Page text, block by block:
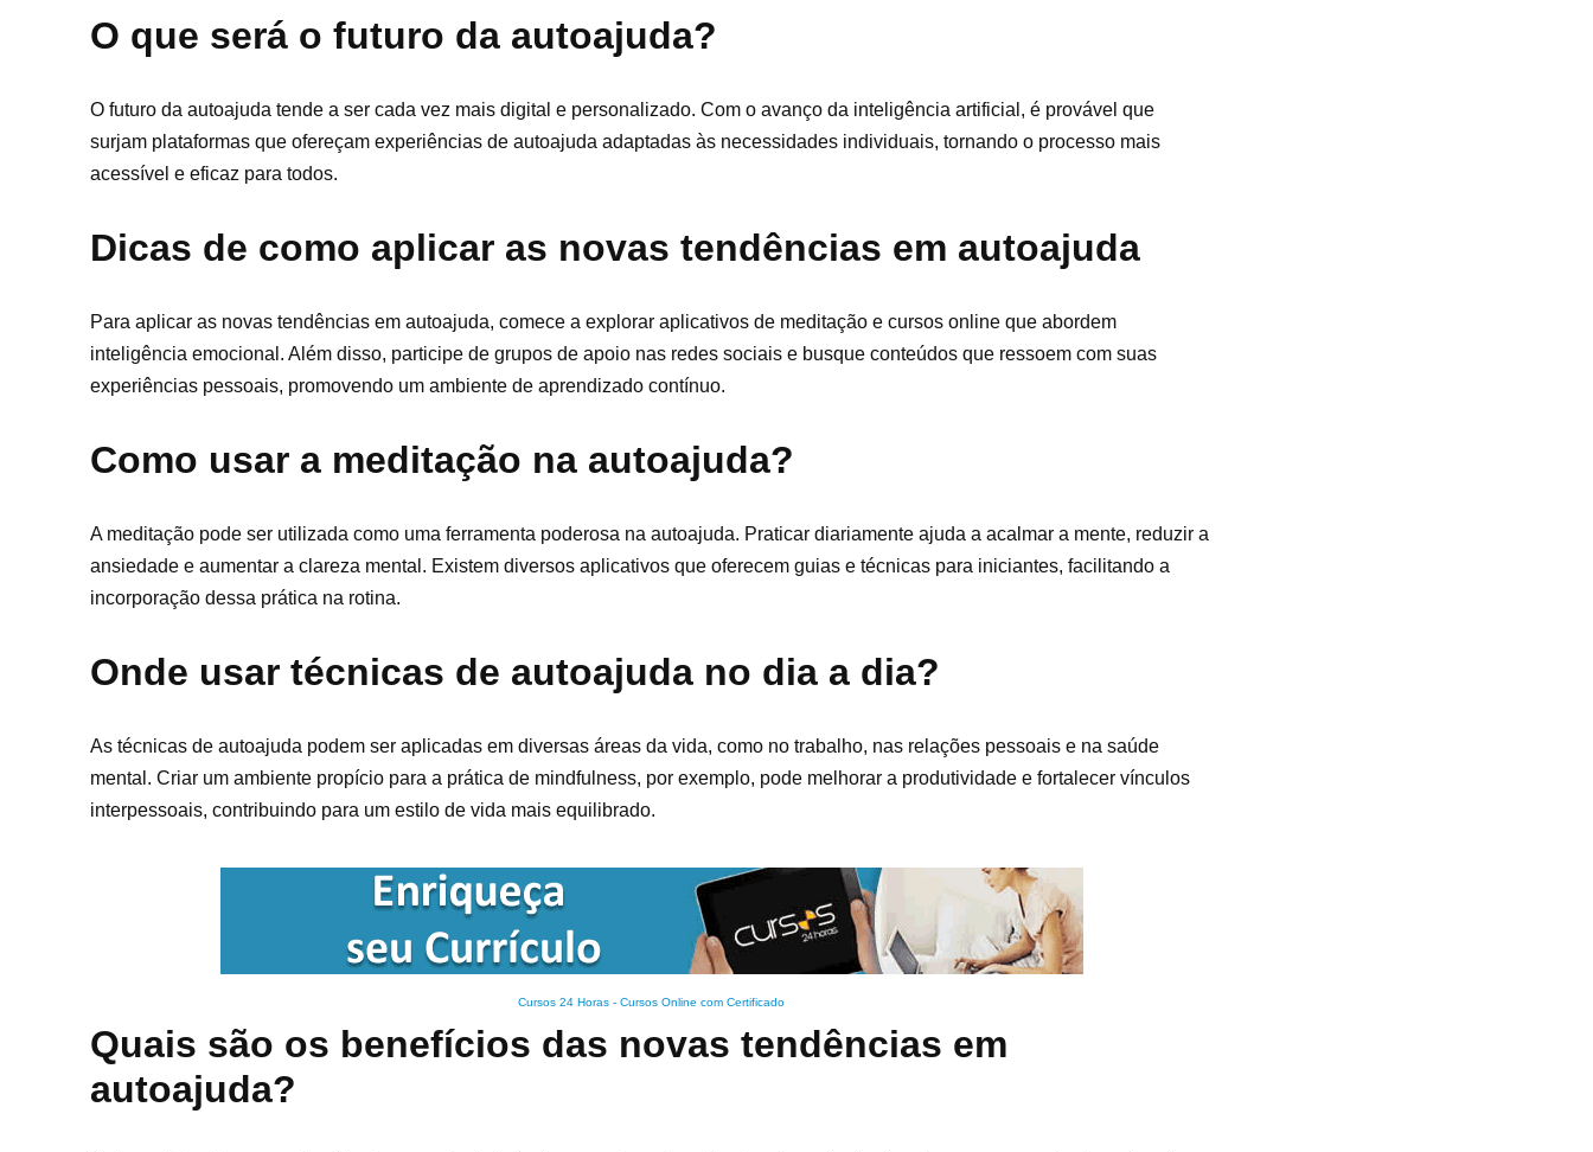
O que será o futuro da autoajuda?
O futuro da autoajuda tende a ser cada vez mais digital e personalizado. Com o avanço da inteligência artificial, é provável que
surjam plataformas que ofereçam experiências de autoajuda adaptadas às necessidades individuais, tornando o processo mais
acessível e eficaz para todos.
Dicas de como aplicar as novas tendências em autoajuda
Para aplicar as novas tendências em autoajuda, comece a explorar aplicativos de meditação e cursos online que abordem
inteligência emocional. Além disso, participe de grupos de apoio nas redes sociais e busque conteúdos que ressoem com suas
experiências pessoais, promovendo um ambiente de aprendizado contínuo.
Como usar a meditação na autoajuda?
A meditação pode ser utilizada como uma ferramenta poderosa na autoajuda. Praticar diariamente ajuda a acalmar a mente, reduzir a
ansiedade e aumentar a clareza mental. Existem diversos aplicativos que oferecem guias e técnicas para iniciantes, facilitando a
incorporação dessa prática na rotina.
Onde usar técnicas de autoajuda no dia a dia?
As técnicas de autoajuda podem ser aplicadas em diversas áreas da vida, como no trabalho, nas relações pessoais e na saúde
mental. Criar um ambiente propício para a prática de mindfulness, por exemplo, pode melhorar a produtividade e fortalecer vínculos
interpessoais, contribuindo para um estilo de vida mais equilibrado.
Cursos 24 Horas - Cursos Online com Certificado
Quais são os benefícios das novas tendências em
autoajuda?